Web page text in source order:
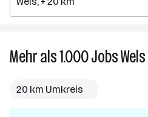
Mehr als 1.000JobsWels
20 km Umkreis